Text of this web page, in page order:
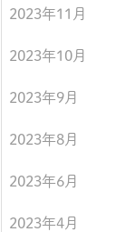
2023年11月
2023年10月
2023年9月
2023年8月
2023年6月
2023年4月